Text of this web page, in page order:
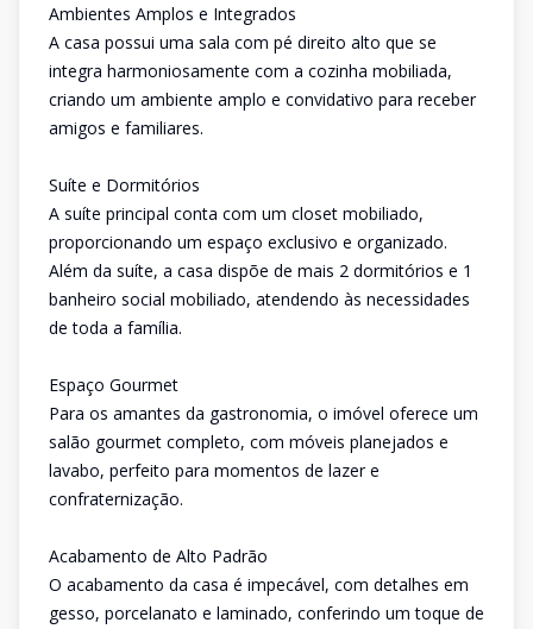
Ambientes Amplos e Integrados
A casa possui uma sala com pé direito alto que se
integra harmoniosamente com a cozinha mobiliada,
criando um ambiente amplo e convidativo para receber
amigos e familiares.
Suíte e Dormitórios
A suíte principal conta com um closet mobiliado,
proporcionando um espaço exclusivo e organizado.
Além da suíte, a casa dispõe de mais 2 dormitórios e 1
banheiro social mobiliado, atendendo às necessidades
de toda a família.
Espaço Gourmet
Para os amantes da gastronomia, o imóvel oferece um
salão gourmet completo, com móveis planejados e
lavabo, perfeito para momentos de lazer e
confraternização.
Acabamento de Alto Padrão
O acabamento da casa é impecável, com detalhes em
gesso, porcelanato e laminado, conferindo um toque de